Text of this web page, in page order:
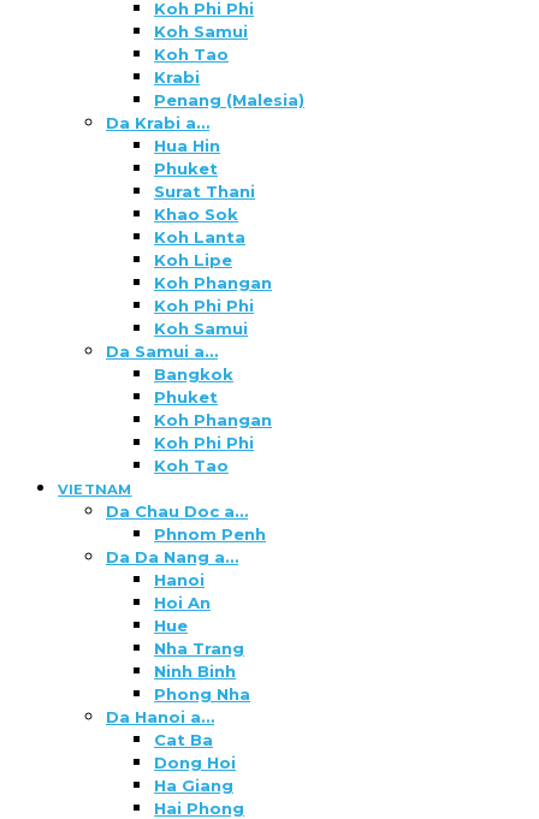
Koh Phi Phi
Koh Samui
Koh Tao
Krabi
Penang (Malesia)
Da Krabi a…
Hua Hin
Phuket
Surat Thani
Khao Sok
Koh Lanta
Koh Lipe
Koh Phangan
Koh Phi Phi
Koh Samui
Da Samui a…
Bangkok
Phuket
Koh Phangan
Koh Phi Phi
Koh Tao
VIETNAM
Da Chau Doc a…
Phnom Penh
Da Da Nang a…
Hanoi
Hoi An
Hue
Nha Trang
Ninh Binh
Phong Nha
Da Hanoi a…
Cat Ba
Dong Hoi
Ha Giang
Hai Phong